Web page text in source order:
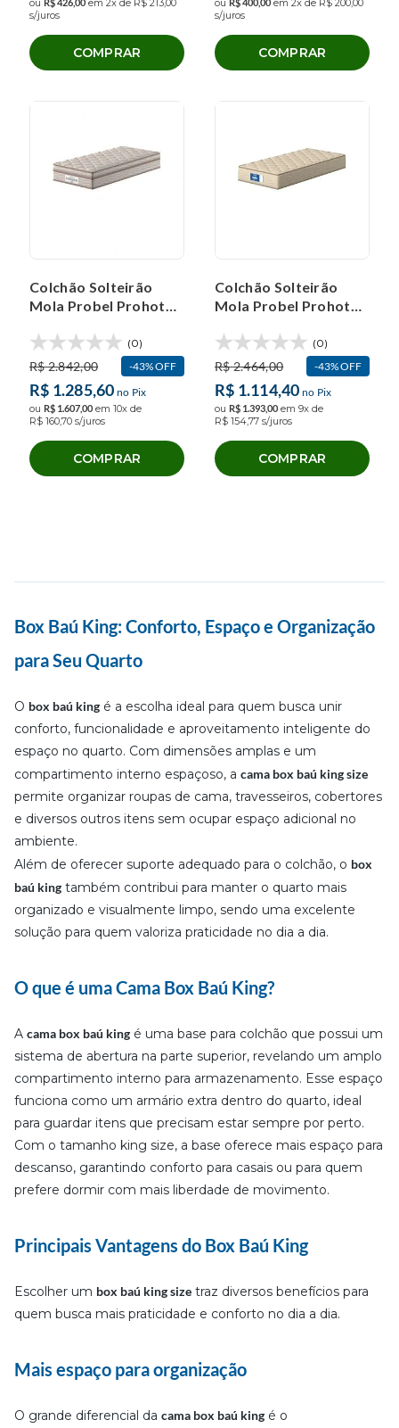
ou R$42600 em 2x de R$ 213,00
s/juros
COMPRAR
ou R$40000 em 2x de R$ 200,00
s/juros
COMPRAR
Colchão Solteirão
Mola Probel Prohotel
(0)
R$2.842,00 43%OFF
R$ 1.285,60 no Pix
ou R$ 1.60700 em 10x de
R$ 160,70 s/juros
COMPRAR
Colchão Solteirão
Mola Probel Prohotel
(90x200x26cm)(0)
R$2.464,00 43%OFF
R$ 1.114,40 no Pix
ou R$ 1.39300 em 9x de
R$ 154,77 s/juros
COMPRAR
Box Baú King: Conforto, Espaço e Organização
para Seu Quarto
O box baú king é a escolha ideal para quem busca unir
conforto, funcionalidade e aproveitamento inteligente do
espaço no quarto. Com dimensões amplas e um
compartimento interno espaçoso, a cama box baú king size
permite organizar roupas de cama, travesseiros, cobertores
e diversos outros itens sem ocupar espaço adicional no
ambiente.
Além de oferecer suporte adequado para o colchão, o box
baú king também contribui para manter o quarto mais
organizado e visualmente limpo, sendo uma excelente
solução para quem valoriza praticidade no dia a dia.
O que é uma Cama Box Baú King?
A cama box baú king é uma base para colchão que possui um
sistema de abertura na parte superior, revelando um amplo
compartimento interno para armazenamento. Esse espaço
funciona como um armário extra dentro do quarto, ideal
para guardar itens que precisam estar sempre por perto.
Com o tamanho king size, a base oferece mais espaço para
descanso, garantindo conforto para casais ou para quem
prefere dormir com mais liberdade de movimento.
Principais Vantagens do Box Baú King
Escolher um box baú king size traz diversos benefícios para
quem busca mais praticidade e conforto no dia a dia.
Mais espaço para organização
O grande diferencial da cama box baú king é o